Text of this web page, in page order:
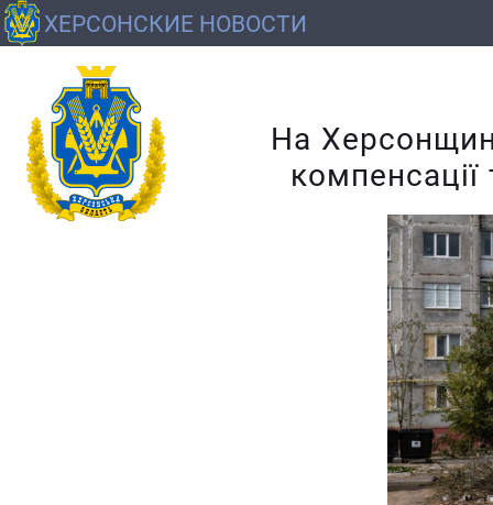
ХЕРСОНСКИЕ НОВОСТИ
На